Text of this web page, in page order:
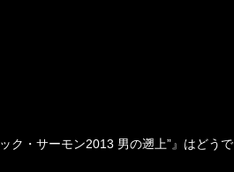
ク・サーモン2013 男の遡上”』はどうで